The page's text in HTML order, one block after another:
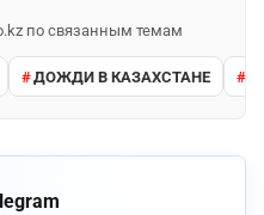
по связанным темам
ДОЖДИ В КАЗАХСТАНЕ